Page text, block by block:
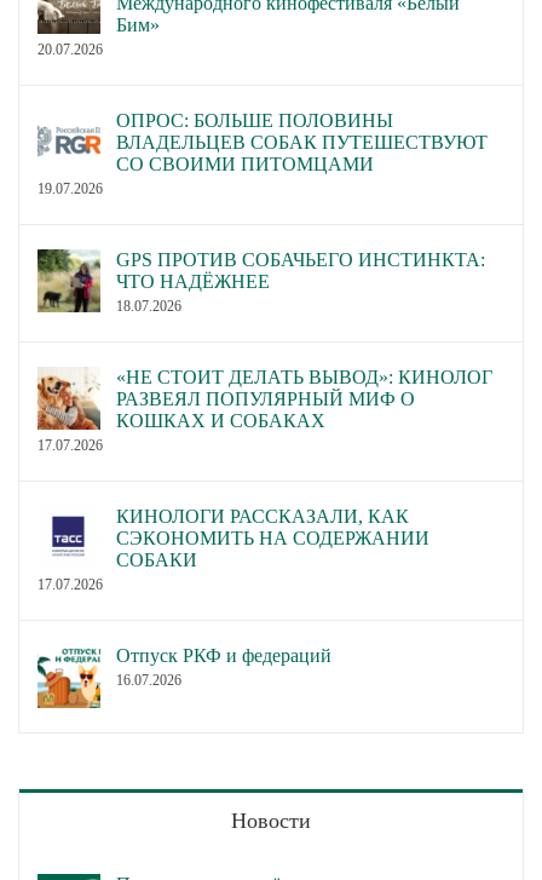
Бим»
20.07.2026
ОПРОС: БОЛЬШЕ ПОЛОВИНЫ
ВЛАДЕЛЬЦЕВ СОБАК ПУТЕШЕСТВУЮТ
СО СВОИМИ ПИТОМЦАМИ
19.07.2026
GPS ПРОТИВ СОБАЧЬЕГО ИНСТИНКТА:
ЧТО НАДЁЖНЕЕ
18.07.2026
«НЕ СТОИТ ДЕЛАТЬ ВЫВОД»: КИНОЛОГ
РАЗВЕЯЛ ПОПУЛЯРНЫЙ МИФ О
КОШКАХ И СОБАКАХ
17.07.2026
КИНОЛОГИ РАССКАЗАЛИ, КАК
СЭКОНОМИТЬ НА СОДЕРЖАНИИ
СОБАКИ
17.07.2026
Отпуск РКФ и федераций
16.07.2026
Новости